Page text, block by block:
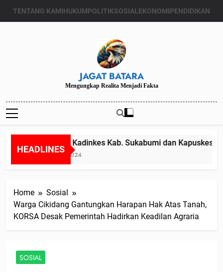
TENTANG KAMIHUKUMPOLITIKSOSIALEKONOMIPENDIDIKAN
JAGAT BATARA
Mengungkap Realita Menjadi Fakta
HEADLINES
Diduga Kadinkes Kab. Sukabumi dan
Juli 24, 2024
Home
Sosial
Warga Cikidang Gantungkan Harapan Hak Atas Tanah,
KORSA Desak Pemerintah Hadirkan Keadilan Agraria
SOSIAL